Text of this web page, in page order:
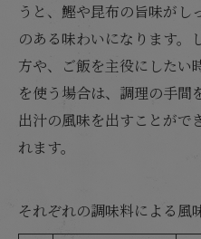
うと、鰹や昆布の旨味がし
のある味わいになります。
方や、ご飯を主役にしたい
を使う場合は、調理の手間
出汁の風味を出すことがで
れます。
それぞれの調味料による風